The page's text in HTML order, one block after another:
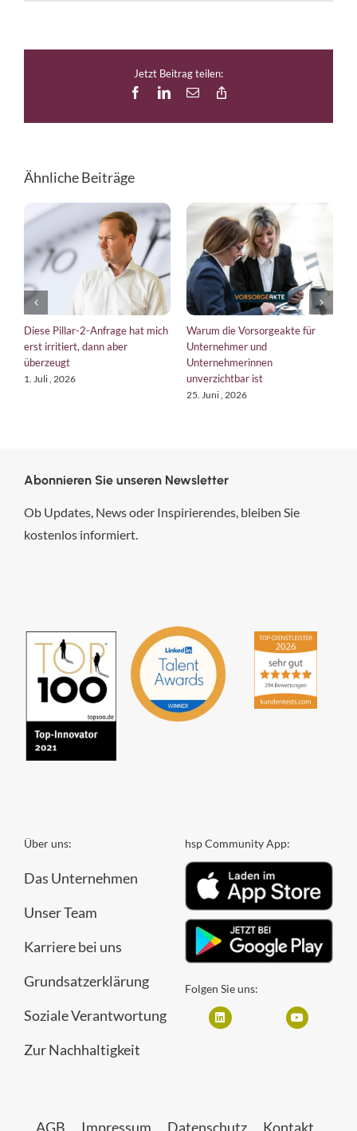
Jetzt Beitrag teilen:
FacebookLinkedIn
E-
Ähnliche Beiträge
Diese Pillar-2-Anfrage hat mich
erst irritiert, dann aber
überzeugt
1. Juli , 2026
Warum die Vorsorgeakte für
Unternehmer und
Unternehmerinnen
unverzichtbar ist
25. Juni , 2026
Abonnieren Sie unseren Newsletter
Ob Updates, News oder Inspirierendes, bleiben Sie
kostenlos informiert.
Über uns:
Das Unternehmen
Unser Team
Karriere bei uns
Grundsatzerklärung
Soziale Verantwortung
Zur Nachhaltigkeit
hsp Community App:
Folgen Sie uns:
AGB Impressum Datenschutz Kontakt